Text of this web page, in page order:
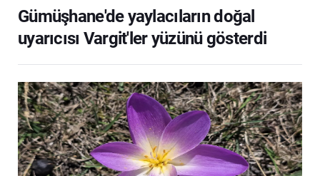
Gümüşhane'de yaylacıların doğal
uyarıcısı Vargit'ler yüzünü gösterdi